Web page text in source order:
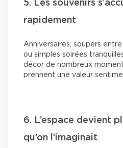
5. Les souvenirs
rapidement
Anniversaires, soupers
ou simples soirées
décor de nombreux
prennent une valeur
6. L’espace devient
qu’on l’imaginait